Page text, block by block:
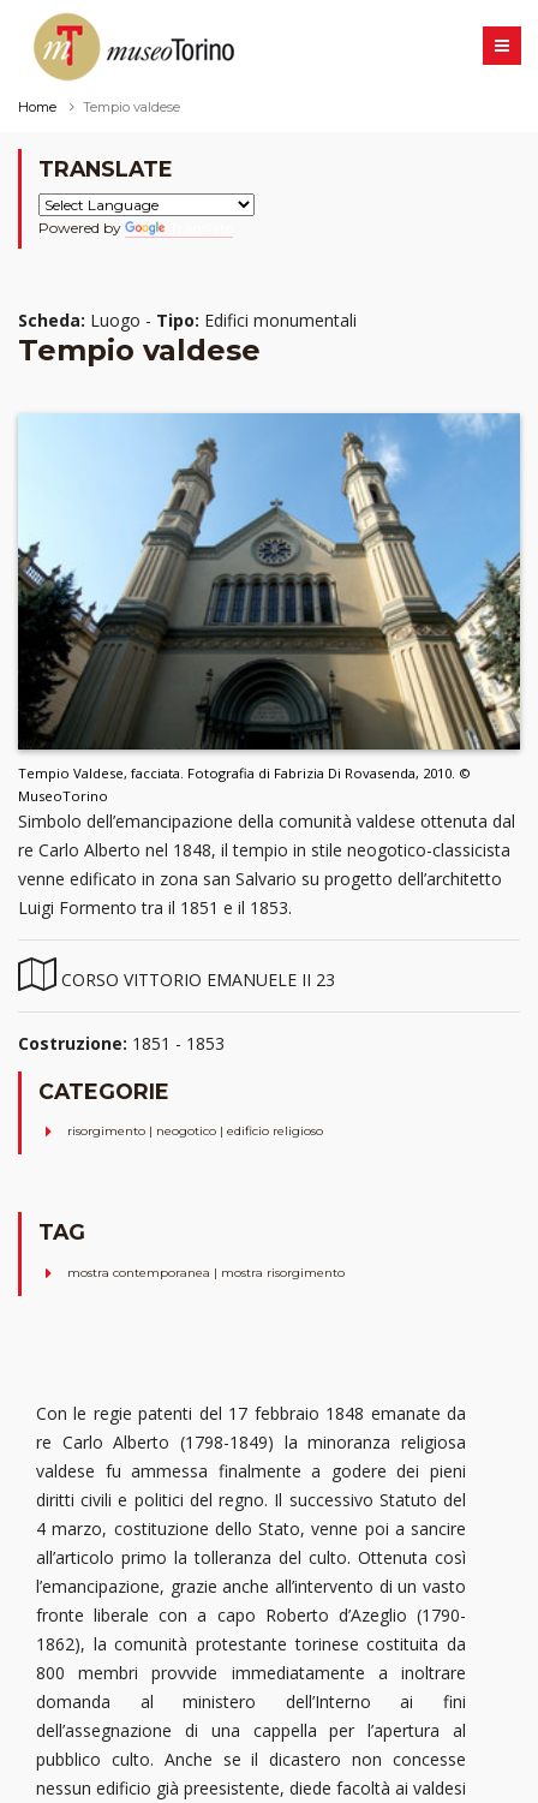
Home Tempio valdese
TRANSLATE
Powered by
Scheda: Luogo - Tipo: Edifici monumentali
Tempio valdese
Tempio Valdese, facciata. Fotografia di Fabrizia Di Rovasenda, 2010. ©
MuseoTorino
Simbolo dell’emancipazione della comunità valdese ottenuta dal
re Carlo Alberto nel 1848, il tempio in stile neogotico-classicista
venne edificato in zona san Salvario su progetto dell’architetto
Luigi Formento tra il 1851 e il 1853.
CORSO VITTORIO EMANUELE II 23
Costruzione: 1851 - 1853
CATEGORIE
risorgimento | neogotico | edificio religioso
TAG
mostra contemporanea | mostra risorgimento
Con le regie patenti del 17 febbraio 1848 emanate da
re Carlo Alberto (1798-1849) la minoranza religiosa
valdese fu ammessa finalmente a godere dei pieni
diritti civili e politici del regno. Il successivo Statuto del
4 marzo, costituzione dello Stato, venne poi a sancire
all’articolo primo la tolleranza del culto. Ottenuta così
l’emancipazione, grazie anche all’intervento di un vasto
fronte liberale con a capo Roberto d’Azeglio (1790-
1862), la comunità protestante torinese costituita da
800 membri provvide immediatamente a inoltrare
domanda al ministero dell’Interno ai fini
dell’assegnazione di una cappella per l’apertura al
pubblico culto. Anche se il dicastero non concesse
nessun edificio già preesistente, diede facoltà ai valdesi